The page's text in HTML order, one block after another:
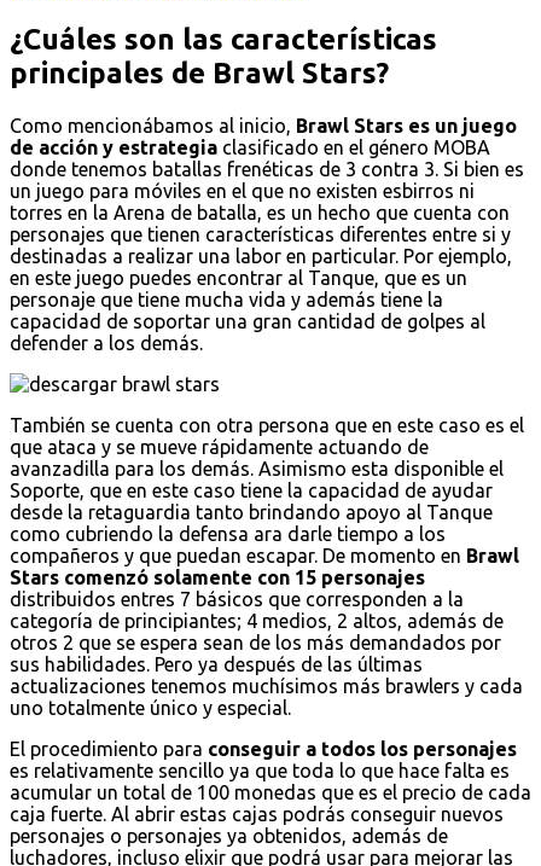
¿Cuáles son las características
principales de Brawl Stars?
Como mencionábamos al inicio, Brawl Stars es un juego
de acción y estrategia clasificado en el género MOBA
donde tenemos batallas frenéticas de 3 contra 3. Si bien es
un juego para móviles en el que no existen esbirros ni
torres en la Arena de batalla, es un hecho que cuenta con
personajes que tienen características diferentes entre si y
destinadas a realizar una labor en particular. Por ejemplo,
en este juego puedes encontrar al Tanque, que es un
personaje que tiene mucha vida y además tiene la
capacidad de soportar una gran cantidad de golpes al
defender a los demás.
También se cuenta con otra persona que en este caso es el
que ataca y se mueve rápidamente actuando de
avanzadilla para los demás. Asimismo esta disponible el
Soporte, que en este caso tiene la capacidad de ayudar
desde la retaguardia tanto brindando apoyo al Tanque
como cubriendo la defensa ara darle tiempo a los
compañeros y que puedan escapar. De momento en Brawl
Stars comenzó solamente con 15 personajes
distribuidos entres 7 básicos que corresponden a la
categoría de principiantes; 4 medios, 2 altos, además de
otros 2 que se espera sean de los más demandados por
sus habilidades. Pero ya después de las últimas
actualizaciones tenemos muchísimos más brawlers y cada
uno totalmente único y especial.
El procedimiento para conseguir a todos los personajes
es relativamente sencillo ya que toda lo que hace falta es
acumular un total de 100 monedas que es el precio de cada
caja fuerte. Al abrir estas cajas podrás conseguir nuevos
personajes o personajes ya obtenidos, además de
luchadores, incluso elixir que podrá usar para mejorar las